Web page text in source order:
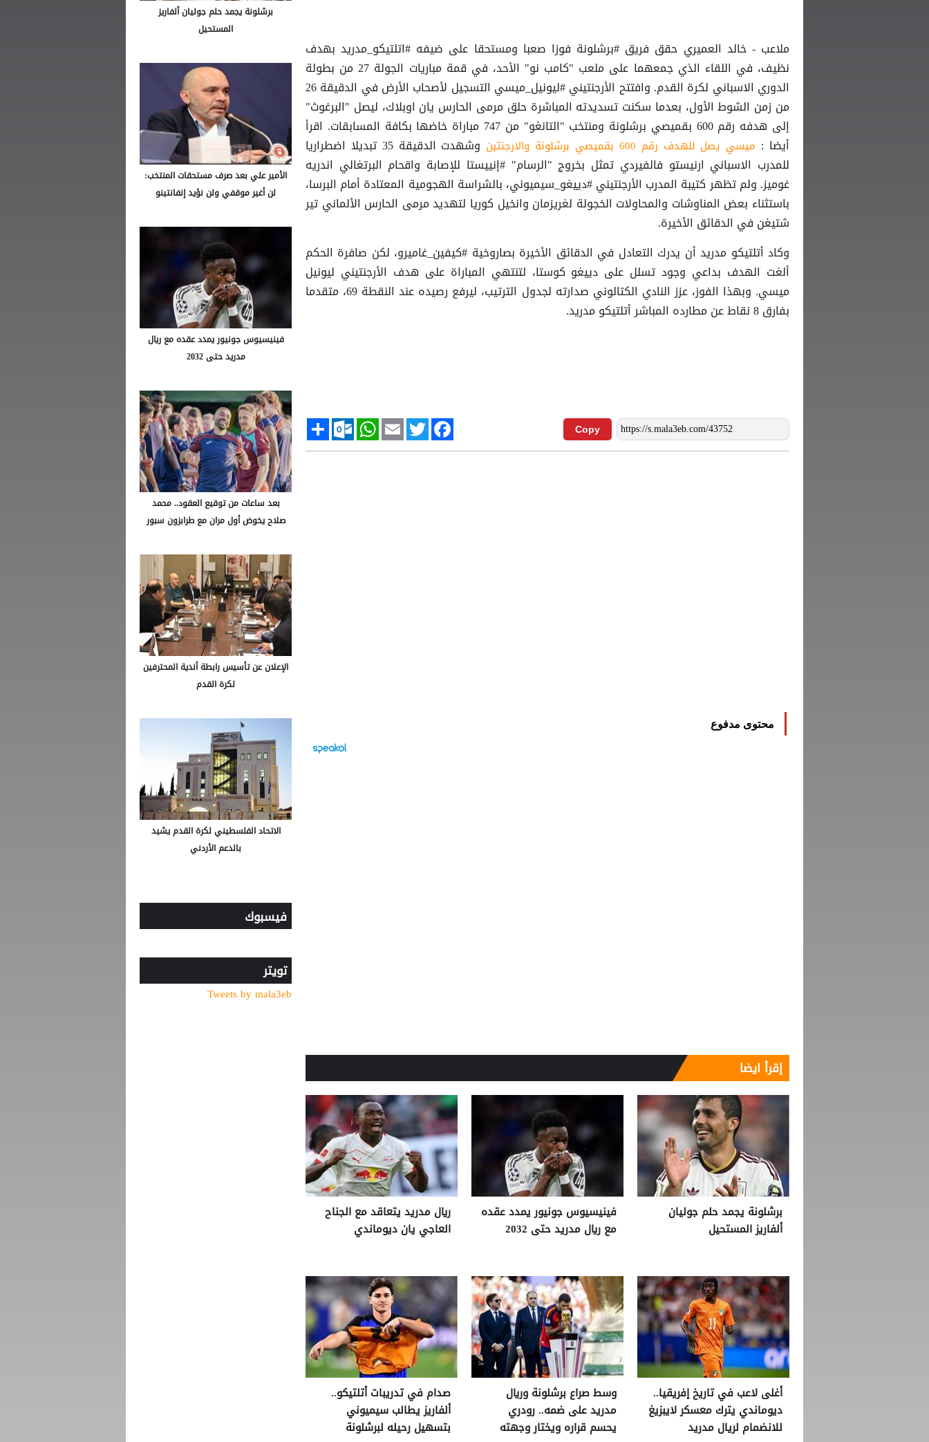
ملاعب - خالد العميري حقق فريق #برشلونة فوزا صعبا ومستحقا على ضيفه #اتلتيكو_مدريد بهدف
نظيف، في اللقاء الذي جمعهما على ملعب "كامب نو" الأحد، في قمة مباريات الجولة 27 من بطولة
الدوري الاسباني لكرة القدم. وافتتح الأرجنتيني #ليونيل_ميسي التسجيل لأصحاب الأرض في الدقيقة 26
من زمن الشوط الأول، بعدما سكنت تسديدته المباشرة حلق مرمى الحارس يان اوبلاك، ليصل "البرغوث"
إلى هدفه رقم 600 بقميصي برشلونة ومنتخب "التانغو" من 747 مباراة خاضها بكافة المسابقات. اقرأ
أيضا : ميسي يصل للهدف رقم 600 بقميصي برشلونة والارجنتين
وشهدت الدقيقة 35 تبديلا اضطراريا
للمدرب الاسباني ارنيستو فالفيردي تمثل بخروج "الرسام" #إنييستا للإصابة واقحام البرتغالي اندريه
غوميز. ولم تظهر كتيبة المدرب الأرجنتيني #دييغو_سيميوني، بالشراسة الهجومية المعتادة أمام البرسا،
باستثناء بعض المناوشات والمحاولات الخجولة لغريزمان وانخيل كوريا لتهديد مرمى الحارس الألماني تير
شتيغن في الدقائق الأخيرة.
وكاد أتلتيكو مدريد أن يدرك التعادل في الدقائق الأخيرة بصاروخية #كيفين_غاميرو، لكن صافرة الحكم
ألغت الهدف بداعي وجود تسلل على دييغو كوستا، لتنتهي المباراة على هدف الأرجنتيني ليونيل
ميسي. وبهذا الفوز، عزز النادي الكتالوني صدارته لجدول الترتيب، ليرفع رصيده عند النقطة 69، متقدما
بفارق 8 نقاط عن مطارده المباشر أتلتيكو مدريد.
Copy
Facebook
Twitter
Email
WhatsApp
Outlook.com
Share
محتوى مدفوع
إقرأ ايضا
برشلونة يجمد حلم جوليان
ألفاريز المستحيل
فينيسيوس جونيور يمدد عقده
مع ريال مدريد حتى 2032
ريال مدريد يتعاقد مع الجناح
العاجي يان ديوماندي
أغلى لاعب في تاريخ إفريقيا..
ديوماندي يترك معسكر لايبزيغ
للانضمام لريال مدريد
وسط صراع برشلونة وريال
مدريد على ضمه.. رودري
يحسم قراره ويختار وجهته
صدام في تدريبات أتلتيكو..
ألفاريز يطالب سيميوني
بتسهيل رحيله لبرشلونة
برشلونة يجمد حلم جوليان ألفاريز
المستحيل
الأمير علي بعد صرف مستحقات المنتخب:
لن أغير موقفي ولن نؤيد إنفانتينو
فينيسيوس جونيور يمدد عقده مع ريال
مدريد حتى 2032
بعد ساعات من توقيع العقود.. محمد
صلاح يخوض أول مران مع طرابزون سبور
الإعلان عن تأسيس رابطة أندية المحترفين
لكرة القدم
الاتحاد الفلسطيني لكرة القدم يشيد
بالدعم الأردني
فيسبوك
تويتر
Tweets by mala3eb